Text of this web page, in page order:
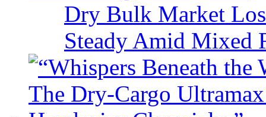
Dry Bulk Market
Steady Amid Mixed